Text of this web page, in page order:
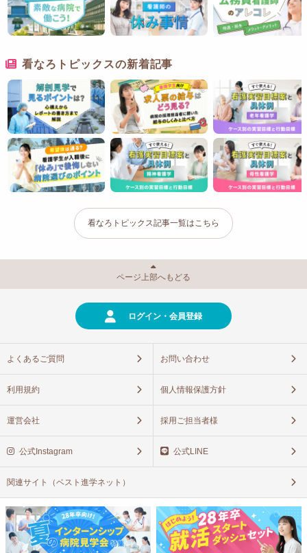
看なろトピックスの新着記事
看なろトピックス記事一覧はこちら
ページ上部へもどる
ログイン・会員登録
よくあるご質問 お問い合わせ
利用規約 個人情報保護方針
運営会社 採用ご担当者様
公式Instagram 公式LINE
関連サイト（ベスト進学ネット）